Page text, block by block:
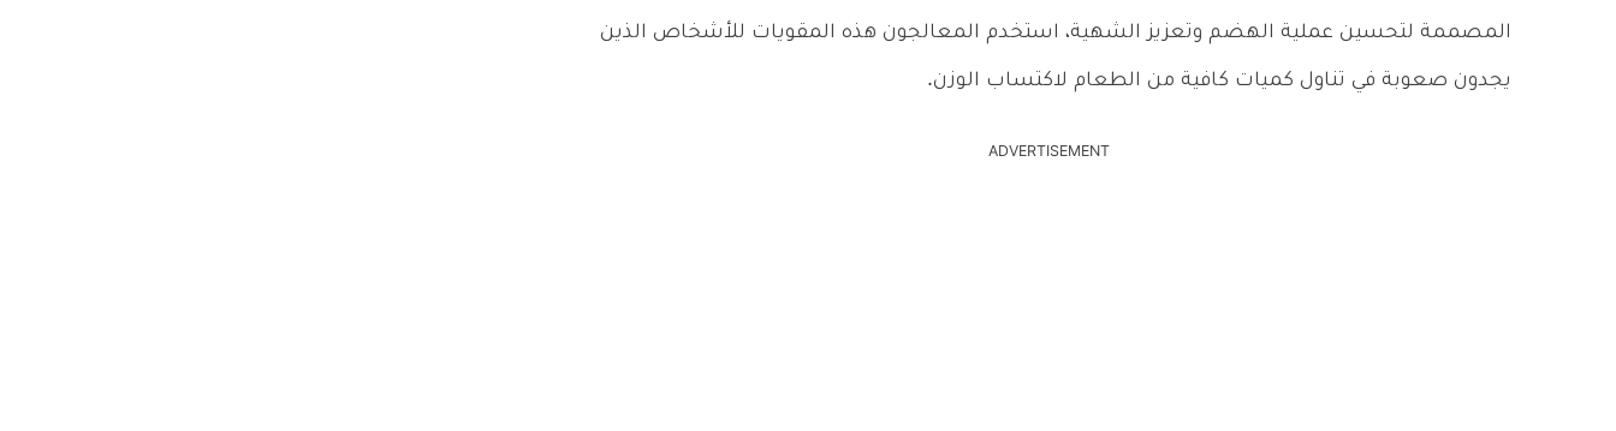
المصممة لتحسين عملية الهضم وتعزيز الشهية، استخدم المعالجون هذه المقويات للأشخاص الذين
يجدون صعوبة في تناول كميات كافية من الطعام لاكتساب الوزن.
ADVERTISEMENT